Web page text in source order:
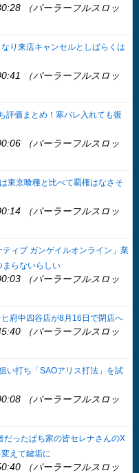
（パーラーフルスロッ
り来店キャンセルとしばらくは
（パーラーフルスロッ
評価まとめ！寒バレ入れても復
（パーラーフルスロッ
東京喰種と比べて覇権はなさそ
（パーラーフルスロッ
ティブ ガンゲイルオンライン」業
まらないらしい
（パーラーフルスロッ
府中四谷店が8月16日で閉店へ
（パーラーフルスロッ
い打ち「SAOアリス打法」を試
（パーラーフルスロッ
ったぱち家の皆セレナさんのX
えて鍵垢に
（パーラーフルスロッ